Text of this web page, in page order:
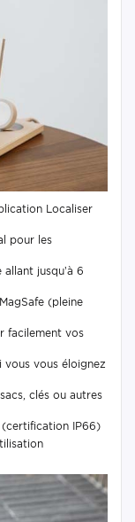
Localiser
pour les
jusqu’à 6
(pleine
facilement vos
vous vous éloignez
clés ou autres
(certification IP66)